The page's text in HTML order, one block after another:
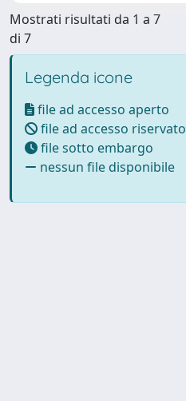
Mostrati risultati da 1 a 7
di 7
Legenda icone
file ad accesso aperto
file ad accesso riservato
file sotto embargo
nessun file disponibile